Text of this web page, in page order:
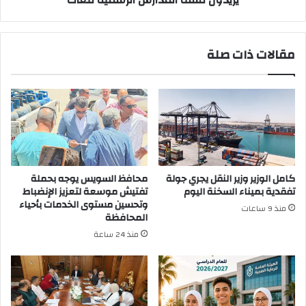
للغات
مقالات ذات صلة
كامل الوزير وزير النقل يجري جولة
تفقدية بميناء السخنة اليوم
منذ 9 ساعات
محافظ السويس يوجه بحملة
تفتيش موسعة لتعزيز الإنضباط
وتحسين مستوى الخدمات بأحياء
المحافظة
منذ 24 ساعة